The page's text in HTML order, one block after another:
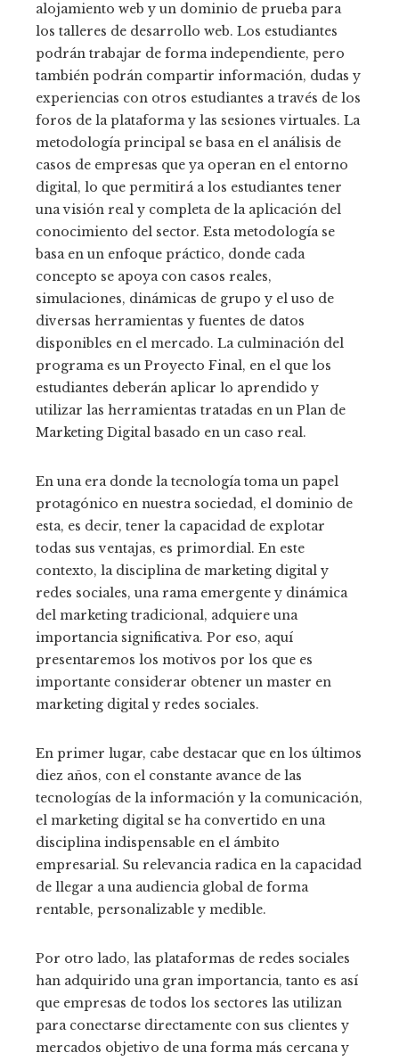
alojamiento web y un dominio de prueba para
los talleres de desarrollo web. Los estudiantes
podrán trabajar de forma independiente, pero
también podrán compartir información, dudas y
experiencias con otros estudiantes a través de los
foros de la plataforma y las sesiones virtuales. La
metodología principal se basa en el análisis de
casos de empresas que ya operan en el entorno
digital, lo que permitirá a los estudiantes tener
una visión real y completa de la aplicación del
conocimiento del sector. Esta metodología se
basa en un enfoque práctico, donde cada
concepto se apoya con casos reales,
simulaciones, dinámicas de grupo y el uso de
diversas herramientas y fuentes de datos
disponibles en el mercado. La culminación del
programa es un Proyecto Final, en el que los
estudiantes deberán aplicar lo aprendido y
utilizar las herramientas tratadas en un Plan de
Marketing Digital basado en un caso real.
En una era donde la tecnología toma un papel
protagónico en nuestra sociedad, el dominio de
esta, es decir, tener la capacidad de explotar
todas sus ventajas, es primordial. En este
contexto, la disciplina de marketing digital y
redes sociales, una rama emergente y dinámica
del marketing tradicional, adquiere una
importancia significativa. Por eso, aquí
presentaremos los motivos por los que es
importante considerar obtener un master en
marketing digital y redes sociales.
En primer lugar, cabe destacar que en los últimos
diez años, con el constante avance de las
tecnologías de la información y la comunicación,
el marketing digital se ha convertido en una
disciplina indispensable en el ámbito
empresarial. Su relevancia radica en la capacidad
de llegar a una audiencia global de forma
rentable, personalizable y medible.
Por otro lado, las plataformas de redes sociales
han adquirido una gran importancia, tanto es así
que empresas de todos los sectores las utilizan
para conectarse directamente con sus clientes y
mercados objetivo de una forma más cercana y